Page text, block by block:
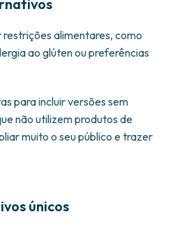
alimentares, como
ao glúten ou preferências
para incluir versões sem
não utilizem produtos de
muito o seu público e trazer
únicos